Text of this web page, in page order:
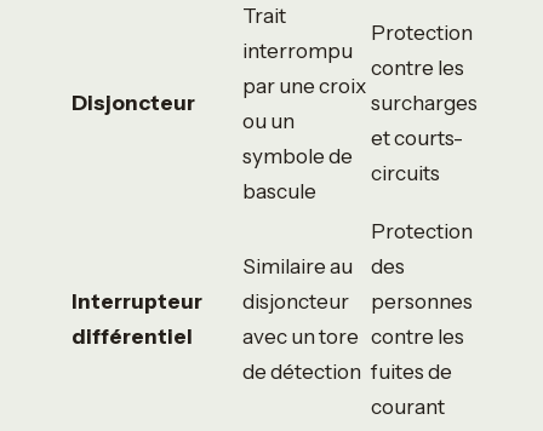
Disjoncteur
Trait
interrompu
par une croix
ou un
symbole de
bascule
Protection
contre les
surcharges
et courts-
circuits
Interrupteur
différentiel
Similaire au
disjoncteur
avec un tore
de détection
Protection
des
personnes
contre les
fuites de
courant